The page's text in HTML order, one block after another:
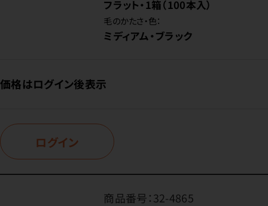
フラット・1箱（100本入）
毛のかたさ・色：
ミディアム・ブラック
価格はログイン後表示
ログイン
商品番号：32-4865